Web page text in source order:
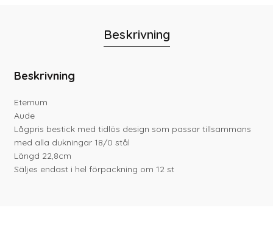
Beskrivning
Beskrivning
Eternum
Aude
Lågpris bestick med tidlös design som passar tillsammans
med alla dukningar 18/0 stål
Längd 22,8cm
Säljes endast i hel förpackning om 12 st